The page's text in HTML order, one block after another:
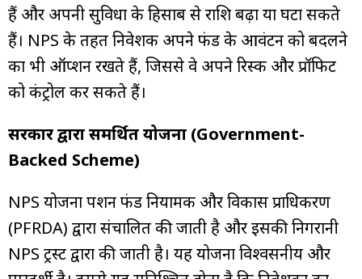
हैं और अपनी सुविधा के हिसाब से राशि बढ़ा या घटा सकते
हैं। NPS के तहत निवेशक अपने फंड के आवंटन को बदलने
का भी ऑप्शन रखते हैं, जिससे वे अपने रिस्क और प्रॉफिट
को कंट्रोल कर सकते हैं।
सरकार द्वारा समर्थित योजना (Government-
Backed Scheme)
NPS योजना पेंशन फंड नियामक और विकास प्राधिकरण
(PFRDA) द्वारा संचालित की जाती है और इसकी निगरानी
NPS ट्रस्ट द्वारा की जाती है। यह योजना विश्वसनीय और